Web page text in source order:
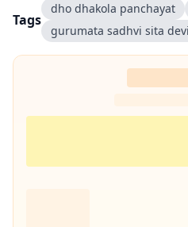
Tags
dho dhakola panchayat
gurumata sadhvi sita